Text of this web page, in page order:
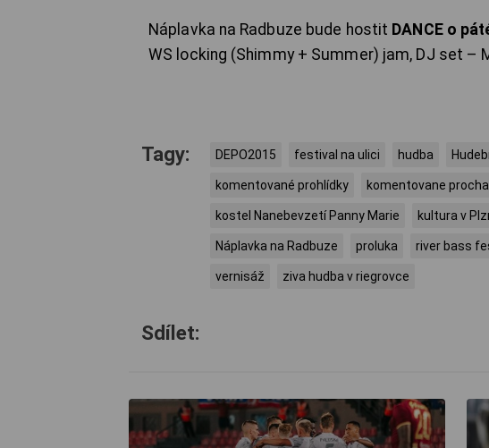
Náplavka na Radbuze bude hostit DANCE o
WS locking (Shimmy + Summer) jam, DJ set –
Tagy: DEPO2015 festival na ulici hudba
komentované prohlídky komentovane
kostel Nanebevzetí Panny Marie kultura v
Náplavka na Radbuze proluka river bass
vernisáž ziva hudba v riegrovce
Sdílet: